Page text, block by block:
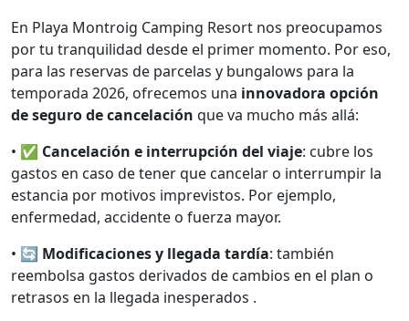
En Playa Montroig Camping Resort nos preocupamos
por tu tranquilidad desde el primer momento. Por eso,
para las reservas de parcelas y bungalows para la
temporada 2026, ofrecemos una innovadora opción
de seguro de cancelación que va mucho más allá:
• ✅ Cancelación e interrupción del viaje: cubre los
gastos en caso de tener que cancelar o interrumpir la
estancia por motivos imprevistos. Por ejemplo,
enfermedad, accidente o fuerza mayor.
• 🔄 Modificaciones y llegada tardía: también
reembolsa gastos derivados de cambios en el plan o
retrasos en la llegada inesperados .